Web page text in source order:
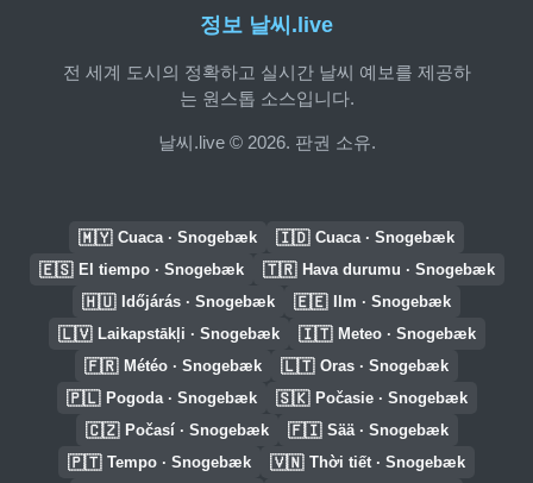
정보 날씨.live
전 세계 도시의 정확하고 실시간 날씨 예보를 제공하
는 원스톱 소스입니다.
날씨.live © 2026. 판권 소유.
🇲🇾 Cuaca · Snogebæk 🇮🇩 Cuaca · Snogebæk
🇪🇸 El tiempo · Snogebæk 🇹🇷 Hava durumu · Snogebæk
🇭🇺 Időjárás · Snogebæk 🇪🇪 Ilm · Snogebæk
🇱🇻 Laikapstākļi · Snogebæk 🇮🇹 Meteo · Snogebæk
🇫🇷 Météo · Snogebæk 🇱🇹 Oras · Snogebæk
🇵🇱 Pogoda · Snogebæk 🇸🇰 Počasie · Snogebæk
🇨🇿 Počasí · Snogebæk 🇫🇮 Sää · Snogebæk
🇵🇹 Tempo · Snogebæk 🇻🇳 Thời tiết · Snogebæk